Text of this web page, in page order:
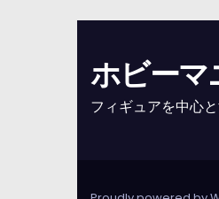
ホビーマ
フィギュアを中心